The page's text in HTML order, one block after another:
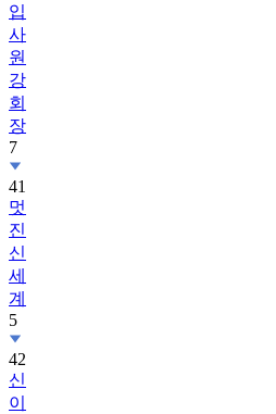
입
사
원
강
회
장
7
41
멋
진
신
세
계
5
42
신
이